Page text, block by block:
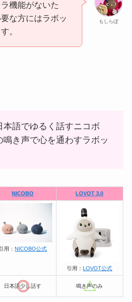
もしらぼ
機能がないた
な方にはラボッ
。
語でゆるく話すニコボ
鳴き声で心を通わすラボッ
NICOBO LOVOT 3.0
用： NICOBO公式
引用： LOVOT公式
日本語少し話す 鳴き声のみ